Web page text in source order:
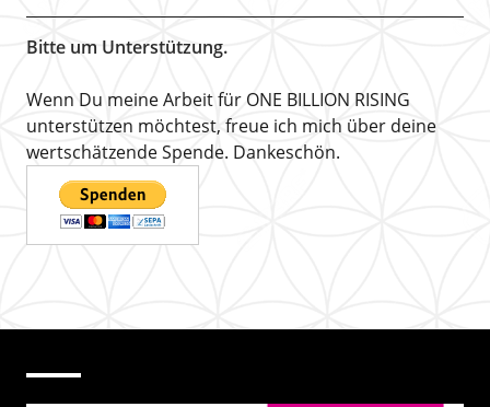
Bitte um Unterstützung.
Wenn Du meine Arbeit für ONE BILLION RISING
unterstützen möchtest, freue ich mich über deine
wertschätzende Spende. Dankeschön.